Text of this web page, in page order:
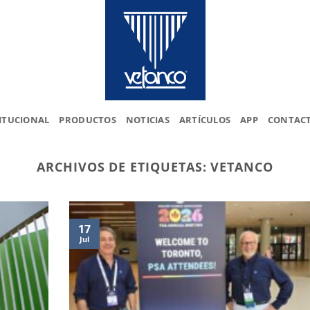
PRODUCTOS NOTICIAS ARTÍCULOS APP
ARCHIVOS DE ETIQUETAS:VETANCO
17
Jul